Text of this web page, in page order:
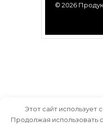
© 2026
Этот сайт использует
Продолжая использовать